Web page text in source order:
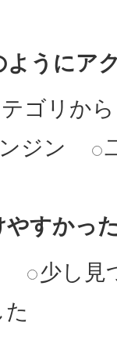
ようにア
ゴリから
ジン
やすかっ
少し見